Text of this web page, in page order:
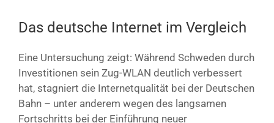
Das deutsche Internet im Vergleich
Eine Untersuchung zeigt: Während Schweden durch
Investitionen sein Zug-WLAN deutlich verbessert
hat, stagniert die Internetqualität bei der Deutschen
Bahn – unter anderem wegen des langsamen
Fortschritts bei der Einführung neuer